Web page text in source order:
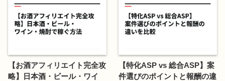
【お酒アフィリエイト完全攻
略】日本酒・ビール・ワイ
【特化ASP vs 総合ASP】案
件選びのポイントと報酬の違